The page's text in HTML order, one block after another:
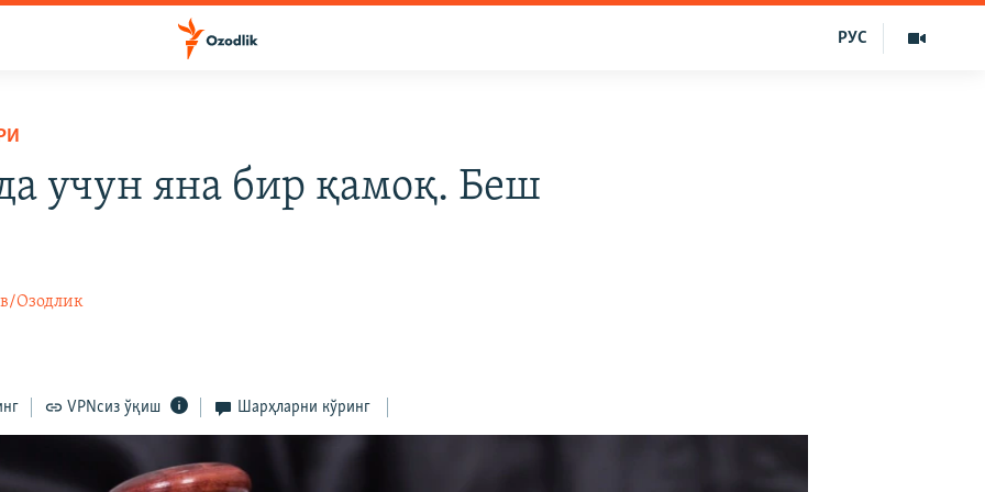
РУС
учун яна бир қамоқ. Беш
Озодлик
VPNсиз ўқиш Шарҳларни кўринг